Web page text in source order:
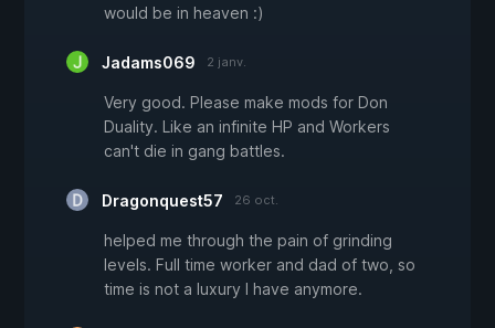
would be in heaven :)
Jadams069 2 janv.
Very good. Please make mods for Don
Duality. Like an infinite HP and Workers
can't die in gang battles.
Dragonquest57 26 oct.
helped me through the pain of grinding
levels. Full time worker and dad of two, so
time is not a luxury I have anymore.